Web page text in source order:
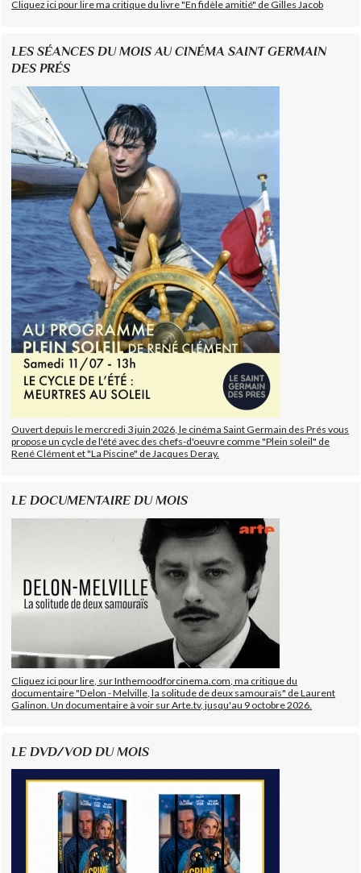
Cliquez ici pour lire ma critique du livre "En fidèle amitié" de Gilles Jacob
LES SÉANCES DU MOIS AU CINÉMA SAINT GERMAIN
DES PRÉS
Ouvert depuis le mercredi 3 juin 2026, le cinéma Saint Germain des Prés vous
propose un cycle de l'été avec des chefs-d'oeuvre comme "Plein soleil" de
René Clément et "La Piscine" de Jacques Deray.
LE DOCUMENTAIRE DU MOIS
Cliquez ici pour lire, sur Inthemoodforcinema.com, ma critique du
documentaire "Delon - Melville, la solitude de deux samouraïs" de Laurent
Galinon. Un documentaire à voir sur Arte.tv, jusqu'au 9 octobre 2026.
LE DVD/VOD DU MOIS